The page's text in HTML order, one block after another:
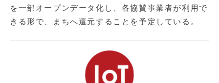
を一部オープンデータ化し、各協賛事業者が利用で
きる形で、まちへ還元することを予定している。